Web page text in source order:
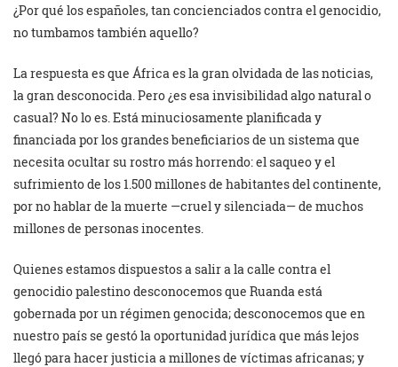
¿Por qué los españoles, tan concienciados contra el genocidio,
no tumbamos también aquello?
La respuesta es que África es la gran olvidada de las noticias,
la gran desconocida. Pero ¿es esa invisibilidad algo natural o
casual? No lo es. Está minuciosamente planificada y
financiada por los grandes beneficiarios de un sistema que
necesita ocultar su rostro más horrendo: el saqueo y el
sufrimiento de los 1.500 millones de habitantes del continente,
por no hablar de la muerte —cruel y silenciada— de muchos
millones de personas inocentes.
Quienes estamos dispuestos a salir a la calle contra el
genocidio palestino desconocemos que Ruanda está
gobernada por un régimen genocida; desconocemos que en
nuestro país se gestó la oportunidad jurídica que más lejos
llegó para hacer justicia a millones de víctimas africanas; y